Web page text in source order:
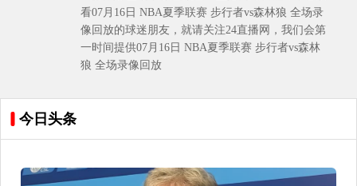
看07月16日 NBA夏季联赛 步行者vs森林狼 全场录
像回放的球迷朋友，就请关注24直播网，我们会第
一时间提供07月16日 NBA夏季联赛 步行者vs森林
狼 全场录像回放
今日头条